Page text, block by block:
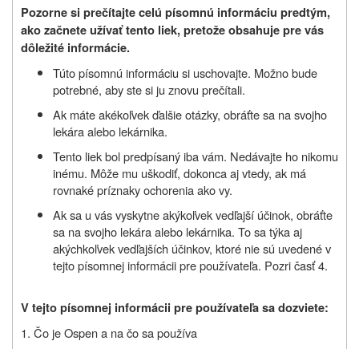
Pozorne si prečítajte celú písomnú informáciu predtým,
ako začnete užívaťtento liek, pretože obsahuje pre vás
dôležité informácie.
Túto písomnú informáciu si uschovajte. Možno bude
potrebné, aby ste si ju znovu prečítali.
Ak máte akékoľvek ďalšie otázky, obráťte sa na svojho
lekára alebo lekárnika.
Tento liek bol predpísaný iba vám. Nedávajte ho nikomu
inému. Môže mu uškodiť, dokonca aj vtedy, ak má
rovnaké príznaky ochorenia ako vy.
Ak sa u vás vyskytne akýkoľvek vedľajší účinok, obráťte
sa na svojho lekára alebo lekárnika. To sa týka aj
akýchkoľvek vedľajších účinkov, ktoré nie sú uvedené v
tejto písomnej informácii pre používateľa. Pozri časť 4.
V tejto písomnej informácii pre používateľa sa dozviete:
1. Čo je Ospen a na čo sa používa